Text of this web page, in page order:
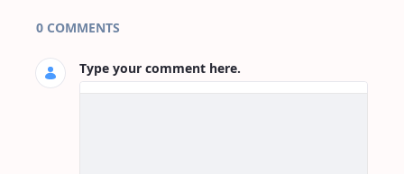
Page Comments
0 COMMENTS
Type your comment here.